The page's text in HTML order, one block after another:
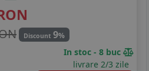
Discount 9%
In stoc - 8 buc
livrare 2/3 zile